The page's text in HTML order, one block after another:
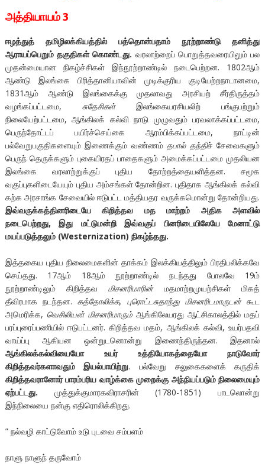
அத்தியாயம் 3
ஈழத்துத் தமிழிலக்கியத்தில் பத்தொன்பதாம் நூற்றாண்டு தனித்து
ஆராயப்பெறும் தகுதிகள் கொண்டது. வரலாற்றைப் பொறுத்தவரையிலும் பல
முதன்மையான நிகழ்ச்சிகள் இந்நூற்றாண்டில் நடைபெற்றன. 1802ஆம்
ஆண்டு இலங்கை பிரித்தானியாவின் முடிக்குரிய குடியேற்றநாடானமை,
1831ஆம் ஆண்டு இலங்கைக்கு முதலாவது அரசியற் சீர்திருத்தம்
வழங்கப்பட்டமை, சுதேசிகள்இலங்கையரசியலிற் பங்குபற்றும்
நிலையேற்பட்டமை, ஆங்கிலக் கல்வி நாடு முழுவதும் பரவலாக்கப்பட்டமை,
பெருந்தோட்டப் பயிர்ச்செய்கை ஆரம்பிக்கப்பட்டமை, நாட்டின்
பல்வேறுபகுதிகளையும் இணைக்கும் வண்ணம்தபால் தந்திச் சேவைகளும்
பெருந் தெருக்களும் புகையிரதப் பாதைகளும் அமைக்கப்பட்டமை முதலியன
இலங்கை வரலாற்றுக்குப் புதிய தோற்றத்தையளித்தன. சமூக
வகுப்புகளிடையேயும் புதிய அம்சங்கள் தோன்றின. புதிதாக ஆங்கிலக் கல்வி
கற்க அரசாங்க சேவையில் ஈடுபட்ட மத்தியதர வருக்கமொன்று தோன்றியது.
இவ்வருக்கத்தினரிடையே கிறித்தவ மத மாற்றம் அதிக அளவில்
நடைபெற்றது, இது மட்டுமன்றி இவ்வகுப் பினரிடையிலேயே மேனாட்டு
மயப்படுத்தலும் (Westernization) நிகழ்ந்தது.
இத்தகைய புதிய நிலைமைகளின் தாக்கம் இலக்கியத்திலும் பிரதிபலிக்கவே
செய்தது. 17ஆம் 18ஆம் நூற்றாண்டில் நடந்தது போலவே 19ம்
நூற்றாண்டிலும் கிறித்தவ மிசனரிமாரின்மதமாற்றமுயற்சிகள் மிகத்
தீவிரமாக நடந்தன.கத்தோலிக்க, புரொட்டசுதாந்து மிசனரிடமாருடன்கூட
அமெரிக்க, வெசிலியன் மிசனரிமாரும்ஆங்கிலேயரது ஆட்சிகாலத்தில் மதப்
பரப்புரைப்பணியில் ஈடுபட்டனர். கிறித்தவ மதம், ஆங்கிலக் கல்வி, உயர்பதவி
வாய்ப்பு ஆகியன ஒன்றுடனொன்று இணைந்திருந்தன. இதனால்
ஆங்கிலக்கல்வியையோ உயர் உத்தியோகத்தையோ நாடுவோர்
கிறித்தவர்களாவதும் இயல்பாயிற்று. பல்வேறு சலுகைகளைக் கருதிக்
கிறித்தவரானோர் பாரம்பரிய வாழ்க்கை முறைக்கு அந்நியப்படும் நிலைமையும்
ஏற்பட்டது. முத்துக்குமாரகவிராசரின் (1780-1851) பாடலொன்று
இந்நிலையை நன்கு எதிரொலிக்கிறது.
” நல்வழி காட்டுவோம் உடு புடவை சம்பளம்
நாளு நாளுந் தருவோம்